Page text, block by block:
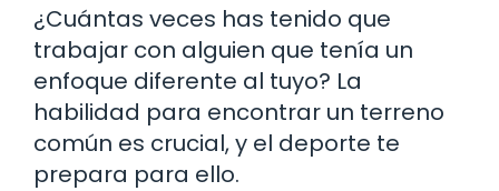
¿Cuántas veces has tenido que
trabajar con alguien que tenía un
enfoque diferente al tuyo? La
habilidad para encontrar un terreno
común es crucial, y el deporte te
prepara para ello.